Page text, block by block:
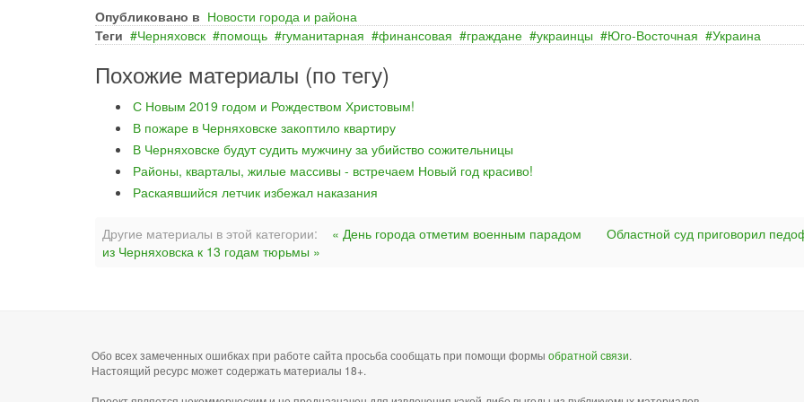
Опубликовано в Новости города и района
Теги
Черняховск помощь гуманитарная финансовая граждане украинцы Юго-Восточная Украина
Похожие материалы (по тегу)
С Новым 2019 годом и Рождеством Христовым!
В пожаре в Черняховске закоптило квартиру
В Черняховске будут судить мужчину за убийство сожительницы
Районы, кварталы, жилые массивы - встречаем Новый год красиво!
Раскаявшийся летчик избежал наказания
Другие материалы в этой категории: « День города отметим военным парадом
Областной суд приговорил
из Черняховска к 13 годам тюрьмы »
Обо всех замеченных ошибках при работе сайта просьба сообщать при помощи формы обратной связи.
Настоящий ресурс может содержать материалы 18+.